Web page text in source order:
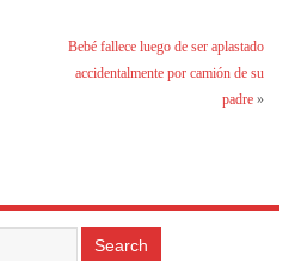
Bebé fallece luego de ser aplastado
accidentalmente por camión de su
padre»